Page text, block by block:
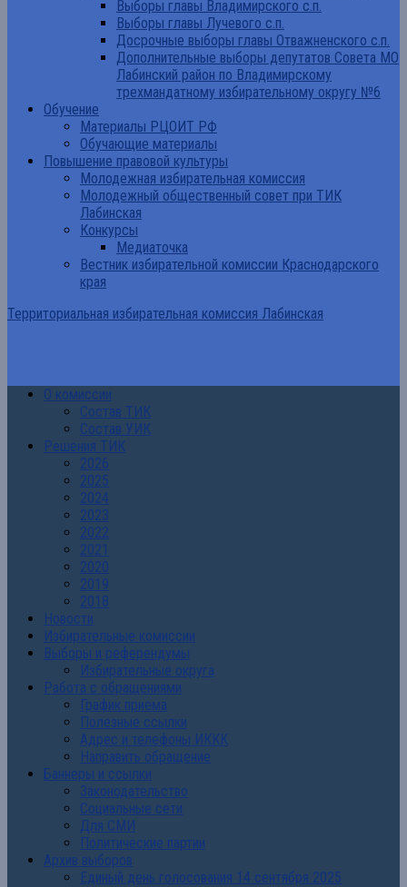
Выборы главы Владимирского с.п.
Выборы главы Лучевого с.п.
Досрочные выборы главы Отважненского с.п.
Дополнительные выборы депутатов Совета МО
Лабинский район по Владимирскому
трехмандатному избирательному округу №6
Обучение
Материалы РЦОИТ РФ
Обучающие материалы
Повышение правовой культуры
Молодежная избирательная комиссия
Молодежный общественный совет при ТИК
Лабинская
Конкурсы
Медиаточка
Вестник избирательной комиссии Краснодарского
края
Территориальная избирательная комиссия Лабинская
О комиссии
Состав ТИК
Состав УИК
Решения ТИК
2026
2025
2024
2023
2022
2021
2020
2019
2018
Новости
Избирательные комиссии
Выборы и референдумы
Избирательные округа
Работа с обращениями
График приема
Полезные ссылки
Адрес и телефоны ИККК
Направить обращение
Баннеры и ссылки
Законодательство
Социальные сети
Для СМИ
Политические партии
Архив выборов
Единый день голосования 14 сентября 2025